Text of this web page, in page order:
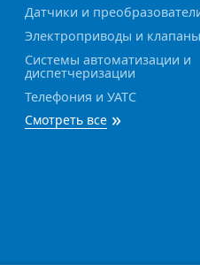
Датчики и
Электроприводы и клапаны
Системы автоматизации и
диспетчеризации
Телефония и УАТС
Смотреть все »